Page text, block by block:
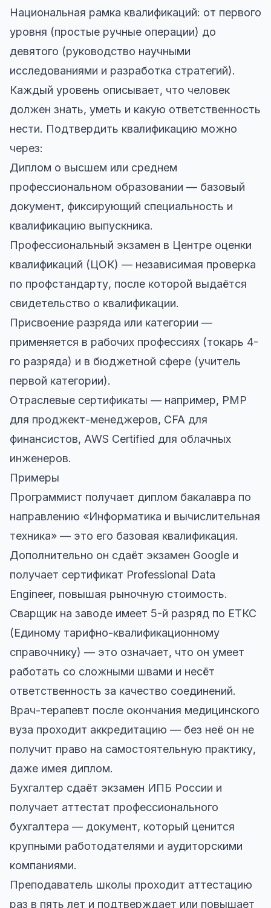
Национальная рамка квалификаций: от первого
уровня (простые ручные операции) до
девятого (руководство научными
исследованиями и разработка стратегий).
Каждый уровень описывает, что человек
должен знать, уметь и какую ответственность
нести. Подтвердить квалификацию можно
через:
Диплом о высшем или среднем
профессиональном образовании — базовый
документ, фиксирующий специальность и
квалификацию выпускника.
Профессиональный экзамен в Центре оценки
квалификаций (ЦОК) — независимая проверка
по профстандарту, после которой выдаётся
свидетельство о квалификации.
Присвоение разряда или категории —
применяется в рабочих профессиях (токарь 4-
го разряда) и в бюджетной сфере (учитель
первой категории).
Отраслевые сертификаты — например, PMP
для проджект-менеджеров, CFA для
финансистов, AWS Certified для облачных
инженеров.
Примеры
Программист получает диплом бакалавра по
направлению «Информатика и вычислительная
техника» — это его базовая квалификация.
Дополнительно он сдаёт экзамен Google и
получает сертификат Professional Data
Engineer, повышая рыночную стоимость.
Сварщик на заводе имеет 5-й разряд по ЕТКС
(Единому тарифно-квалификационному
справочнику) — это означает, что он умеет
работать со сложными швами и несёт
ответственность за качество соединений.
Врач-терапевт после окончания медицинского
вуза проходит аккредитацию — без неё он не
получит право на самостоятельную практику,
даже имея диплом.
Бухгалтер сдаёт экзамен ИПБ России и
получает аттестат профессионального
бухгалтера — документ, который ценится
крупными работодателями и аудиторскими
компаниями.
Преподаватель школы проходит аттестацию
раз в пять лет и подтверждает или повышает